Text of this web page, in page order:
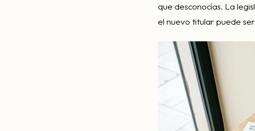
que desconocías. La
el nuevo titular puede